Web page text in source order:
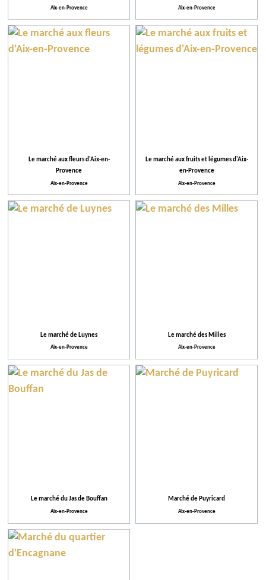
Aix-en-Provence Aix-en-Provence
Le marché aux fleurs d'Aix-en-
Provence
Aix-en-Provence
Le marché aux fruits et légumes d'Aix-
en-Provence
Aix-en-Provence
Le marché de Luynes
Aix-en-Provence
Le marché des Milles
Aix-en-Provence
Le marché du Jas de Bouffan
Aix-en-Provence
Marché de Puyricard
Aix-en-Provence